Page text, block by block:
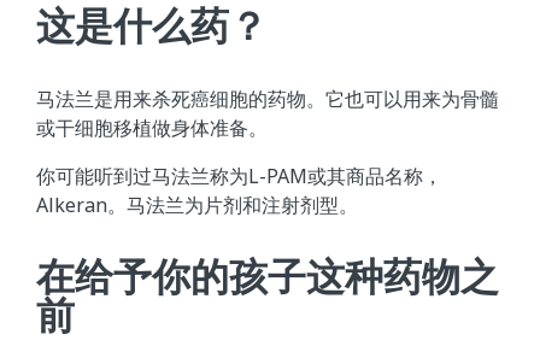
这是什么药？
马法兰是用来杀死癌细胞的药物。它也可以用来为骨髓
或干细胞移植做身体准备。
你可能听到过马法兰称为L-PAM或其商品名称，
Alkeran。马法兰为片剂和注射剂型。
在给予你的孩子这种药物之
前